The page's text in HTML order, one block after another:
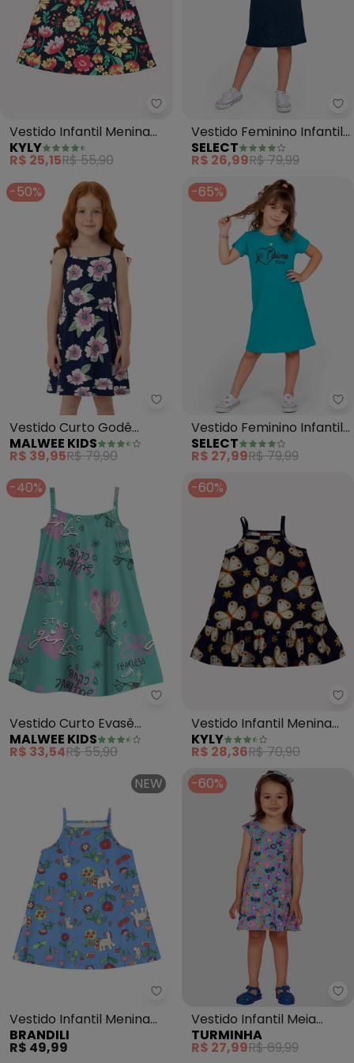
Kyly - Vestido Infantil Menina
Vestido Infantil Menina
Flores (Azul)
KYLY
R$ 25,15R$ 55,90
Vestido Feminino Infantil
em Molecotton (Azul)
SELECT
R$ 26,99R$ 79,99
-50%
Malwee Kids - Vestido Curto
Vestido Curto Godê
Floral (Azul Marinho)
MALWEE KIDS
R$ 39,95R$ 79,90
-65%
Vestido Feminino Infantil
em Molecotton (Azul)
SELECT
R$ 27,99R$ 79,99
-40%
Malwee Kids - Vestido Curto
Vestido Curto Evasê
Estampado (Azul
Celeste)
MALWEE KIDS
R$ 33,54R$ 55,90
-60%
Vestido Infantil Menina
Borboletas (Azul
Marinho)
KYLY
R$ 28,36R$ 70,90
NEW
Brandili - Vestido Infantil
Vestido Infantil Menina
em Meia Malha (Azul)
BRANDILI
R$ 49,99
-60%
Vestido Infantil Meia
Malha (Azul)
TURMINHA
R$ 27,99R$ 69,99